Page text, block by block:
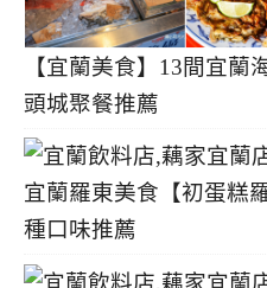
【宜蘭美食】13間宜蘭
頭城聚餐推薦
宜蘭羅東美食【初蛋糕
種口味推薦